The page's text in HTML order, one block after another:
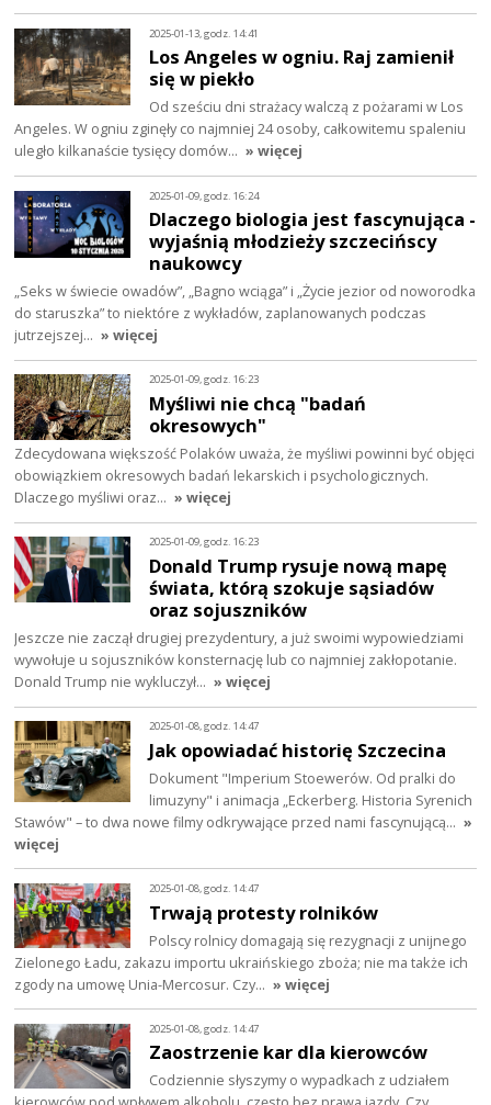
2025-01-13, godz. 14:41
Los Angeles w ogniu. Raj zamienił
się w piekło
Od sześciu dni strażacy walczą z pożarami w Los
Angeles. W ogniu zginęły co najmniej 24 osoby, całkowitemu spaleniu
uległo kilkanaście tysięcy domów… » więcej
2025-01-09, godz. 16:24
Dlaczego biologia jest fascynująca -
wyjaśnią młodzieży szczecińscy
naukowcy
„Seks w świecie owadów”, „Bagno wciąga” i „Życie jezior od noworodka
do staruszka” to niektóre z wykładów, zaplanowanych podczas
jutrzejszej… » więcej
2025-01-09, godz. 16:23
Myśliwi nie chcą "badań
okresowych"
Zdecydowana większość Polaków uważa, że myśliwi powinni być objęci
obowiązkiem okresowych badań lekarskich i psychologicznych.
Dlaczego myśliwi oraz… » więcej
2025-01-09, godz. 16:23
Donald Trump rysuje nową mapę
świata, którą szokuje sąsiadów
oraz sojuszników
Jeszcze nie zaczął drugiej prezydentury, a już swoimi wypowiedziami
wywołuje u sojuszników konsternację lub co najmniej zakłopotanie.
Donald Trump nie wykluczył… » więcej
2025-01-08, godz. 14:47
Jak opowiadać historię Szczecina
Dokument "Imperium Stoewerów. Od pralki do
limuzyny" i animacja „Eckerberg. Historia Syrenich
Stawów" – to dwa nowe filmy odkrywające przed nami fascynującą… »
więcej
2025-01-08, godz. 14:47
Trwają protesty rolników
Polscy rolnicy domagają się rezygnacji z unijnego
Zielonego Ładu, zakazu importu ukraińskiego zboża; nie ma także ich
zgody na umowę Unia-Mercosur. Czy… » więcej
2025-01-08, godz. 14:47
Zaostrzenie kar dla kierowców
Codziennie słyszymy o wypadkach z udziałem